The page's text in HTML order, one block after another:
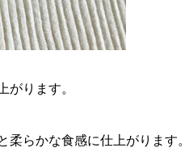
がります。
らかな食感に仕上がります。